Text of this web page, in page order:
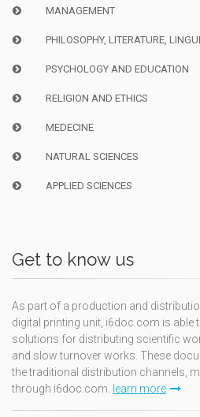
MANAGEMENT
PHILOSOPHY, LITERATURE,
PSYCHOLOGY AND EDUCATION
RELIGION AND ETHICS
MEDECINE
NATURAL SCIENCES
APPLIED SCIENCES
Get to know us
As part of a production and
digital printing unit, i6doc.com is able
solutions for distributing scientific
and slow turnover works. These
the traditional distribution channels,
through i6doc.com.
learn more